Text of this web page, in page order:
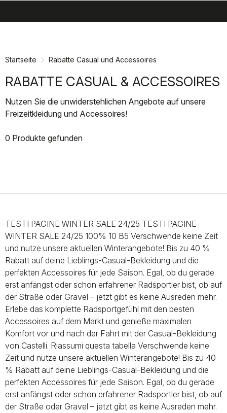
Startseite Rabatte Casual und Accessoires
RABATTE CASUAL & ACCESSOIRES
Nutzen Sie die unwiderstehlichen Angebote auf unsere
Freizeitkleidung und Accessoires!
0 Produkte gefunden
TESTI PAGINE WINTER SALE 24/25 TESTI PAGINE
WINTER SALE 24/25 100% 10 B5 Verschwende keine Zeit
und nutze unsere aktuellen Winterangebote! Bis zu 40 %
Rabatt auf deine Lieblings-Casual-Bekleidung und die
perfekten Accessoires für jede Saison. Egal, ob du gerade
erst anfängst oder schon erfahrener Radsportler bist, ob auf
der Straße oder Gravel – jetzt gibt es keine Ausreden mehr.
Erlebe das komplette Radsportgefühl mit den besten
Accessoires auf dem Markt und genieße maximalen
Komfort vor und nach der Fahrt mit der Casual-Bekleidung
von Castelli. Riassumi questa tabella Verschwende keine
Zeit und nutze unsere aktuellen Winterangebote! Bis zu 40
% Rabatt auf deine Lieblings-Casual-Bekleidung und die
perfekten Accessoires für jede Saison. Egal, ob du gerade
erst anfängst oder schon erfahrener Radsportler bist, ob auf
der Straße oder Gravel – jetzt gibt es keine Ausreden mehr.